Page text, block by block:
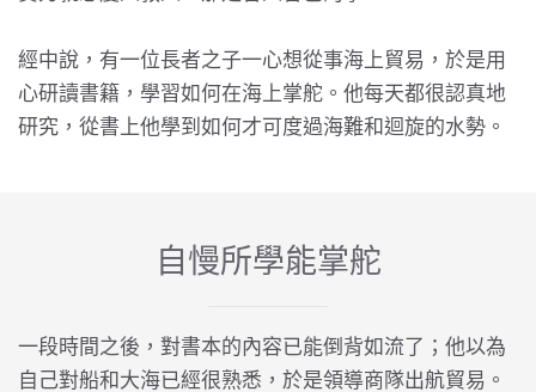
經中說，有一位長者之子一心想從事海上貿易，於是用
心研讀書籍，學習如何在海上掌舵。他每天都很認真地
研究，從書上他學到如何才可度過海難和迴旋的水勢。
自慢所學能掌舵
一段時間之後，對書本的內容已能倒背如流了；他以為
自己對船和大海已經很熟悉，於是領導商隊出航貿易。